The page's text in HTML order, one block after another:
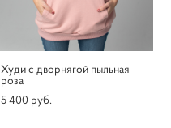
Худи с дворнягой пыльная
роза
5 400 pуб.